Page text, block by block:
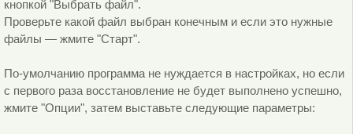
кнопкой "Выбрать файл".
Проверьте какой файл выбран конечным и если это нужные
файлы — жмите "Старт".
По-умолчанию программа не нуждается в настройках, но если
с первого раза восстановление не будет выполнено успешно,
жмите "Опции", затем выставьте следующие параметры: